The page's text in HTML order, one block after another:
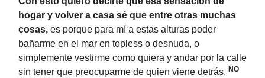
hogar y volver a casa sé que entre otras muchas
cosas, es porque para mí a estas alturas poder
bañarme en el mar en topless o desnuda, o
simplemente vestirme como quiera y andar por la calle
sin tener que preocuparme de quien viene detrás, NO